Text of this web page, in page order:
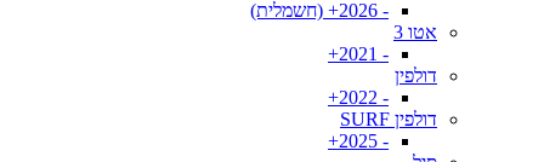
- 2026+ (חשמלית)
אטו 3
- 2021+
דולפין
- 2022+
דולפין SURF
- 2025+